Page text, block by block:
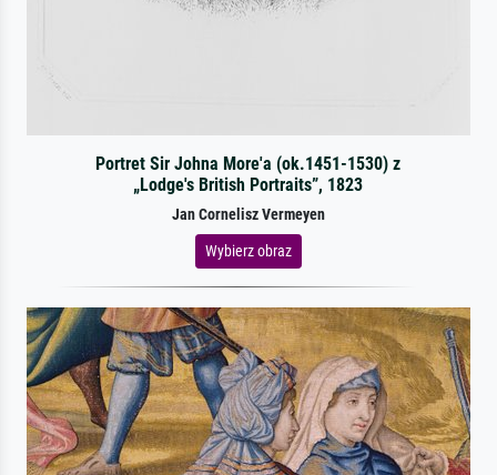
Portret Sir Johna More'a (ok.1451-1530) z
„Lodge's British Portraits”, 1823
Jan Cornelisz Vermeyen
Wybierz obraz